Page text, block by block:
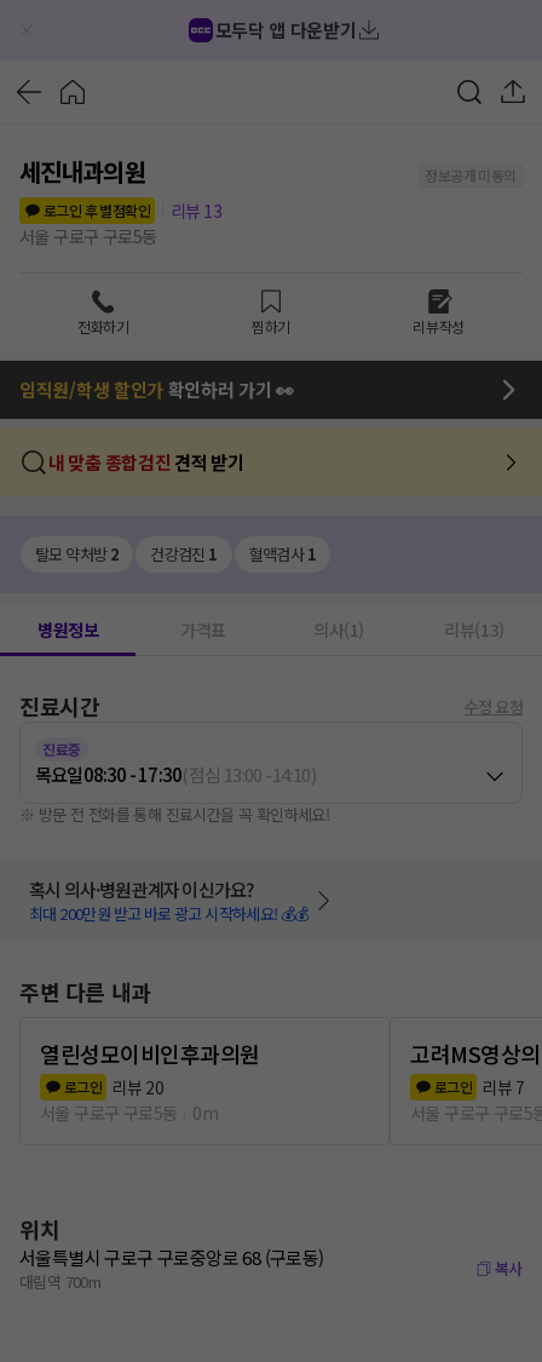
모두닥 앱 다운받기
세진내과의원
정보공개 미동의
로그인 후 별점확인
리뷰 13
서울 구로구 구로5동
전화하기 찜하기 리뷰작성
임직원/학생 할인가확인하러 가기 👀
내 맞춤 종합검진 견적 받기
탈모 약처방2 건강검진 1 혈액검사1
병원정보 가격표 의사(1) 리뷰(13)
진료시간 수정 요청
진료중
목요일08:30 - 17:30(점심 13:00-14:10)
※ 방문 전 전화를 통해 진료시간을 꼭 확인하세요!
혹시 의사·병원관계자 이신가요?
최대 200만원 받고 바로 광고 시작하세요! 💰💰
주변 다른 내과
열린성모이비인후과의원
로그인 리뷰 20
서울 구로구 구로5동
0m
고려MS영상
로그인 리뷰 7
서울 구로구 구로5
위치
서울특별시 구로구 구로중앙로 68 (구로동)
대림역 700m
복사